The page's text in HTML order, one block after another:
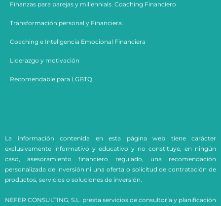
Finanzas para parejas y millennials. Coaching Financiero
Transformación personal y Financiera.
Coaching e Inteligencia Emocional Financiera
Liderazgo y motivación
Recomendable para LGBTQ
La información contenida en esta página web tiene carácter
exclusivamente informativo y educativo y no constituye, en ningún
caso, asesoramiento financiero regulado, una recomendación
personalizada de inversión ni una oferta o solicitud de contratación de
productos, servicios o soluciones de inversión.
NEFER CONSULTING, S.L. presta servicios de consultoría y planificación